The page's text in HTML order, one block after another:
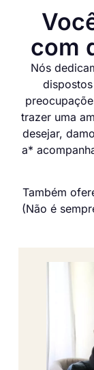
com
Nós
trazer uma
desejar,
a*
Também
(Não é